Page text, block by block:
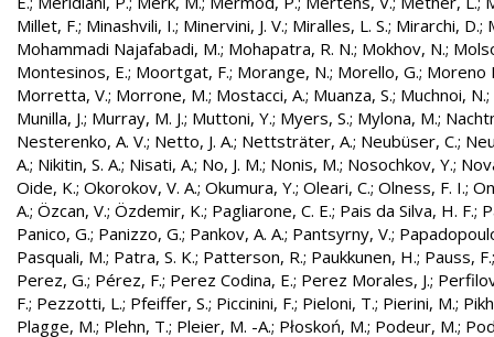
Millet, F.; Minashvili, I.; Minervini, J. V.; Miralles, L. S.; Mirarchi, D.;
Mohammadi Najafabadi, M.; Mohapatra, R. N.; Mokhov, N.;
Montesinos, E.; Moortgat, F.; Morange, N.; Morello, G.; Moreno
Morretta, V.; Morrone, M.; Mostacci, A.; Muanza, S.; Muchnoi, N.;
Munilla, J.; Murray, M. J.; Muttoni, Y.; Myers, S.; Mylona, M.;
Nesterenko, A. V.; Netto, J. A.; Nettsträter, A.; Neubüser, C.;
A.; Nikitin, S. A.; Nisati, A.; No, J. M.; Nonis, M.; Nosochkov, Y.;
Oide, K.; Okorokov, V. A.; Okumura, Y.; Oleari, C.; Olness, F. I.;
A.; Özcan, V.; Özdemir, K.; Pagliarone, C. E.; Pais da Silva, H. F.;
Panico, G.; Panizzo, G.; Pankov, A. A.; Pantsyrny, V.;
Pasquali, M.; Patra, S. K.; Patterson, R.; Paukkunen, H.; Pauss, F.
Perez, G.; Pérez, F.; Perez Codina, E.; Perez Morales, J.;
F.; Pezzotti, L.; Pfeiffer, S.; Piccinini, F.; Pieloni, T.; Pierini, M.;
Plagge, M.; Plehn, T.; Pleier, M. -A.; Płoskoń, M.; Podeur, M.;